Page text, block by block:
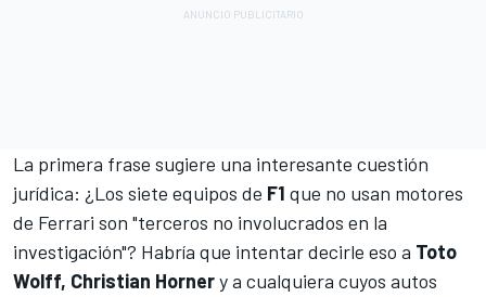
La primera frase sugiere una interesante cuestión
jurídica: ¿Los siete equipos de F1 que no usan motores
de Ferrari son "terceros no involucrados en la
investigación"? Habría que intentar decirle eso a Toto
Wolff, Christian Hornery a cualquiera cuyos autos